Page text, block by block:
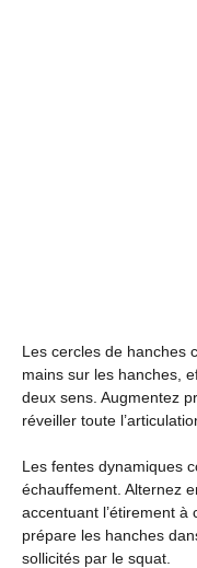
Les cercles de hanches
mains sur les hanches,
deux sens. Augmentez
réveiller toute
Les fentes dynamiques
échauffement. Alternez
accentuant l’étirement
prépare les hanches
sollicités par le squat.